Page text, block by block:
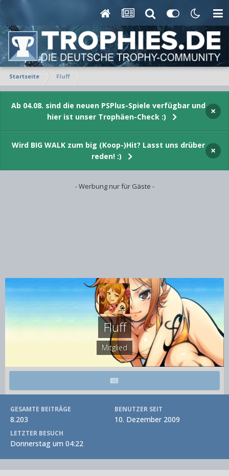
Startseite Fluff
Ab 04.08. sind die neuen PSPlus-Spiele verfügbar und
hier ist unser Trophäen-Check :)
×
Wird BIG WALK zum big (Koop-)Hit? Lasst uns drüber
reden! :)
×
- Werbung nur für Gäste -
Fluff
Mitglied
GESAMTE BEITRÄGE
8.203
BENUTZER SEIT
10. Dezember 2009
LETZTER BESUCH
Donnerstag um 04:22